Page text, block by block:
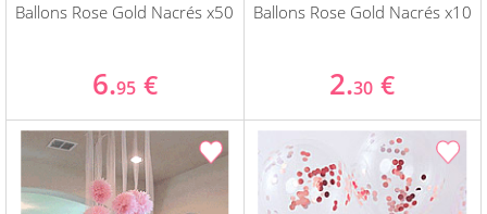
Ballons Rose Gold Nacrés x50
6.95 €
Ballons Rose Gold Nacrés x10
2.30 €